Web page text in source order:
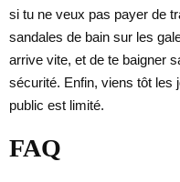
si tu ne veux pas payer de
sandales de bain sur les
arrive vite, et de te baigner
sécurité. Enfin, viens tôt les
public est limité.
FAQ